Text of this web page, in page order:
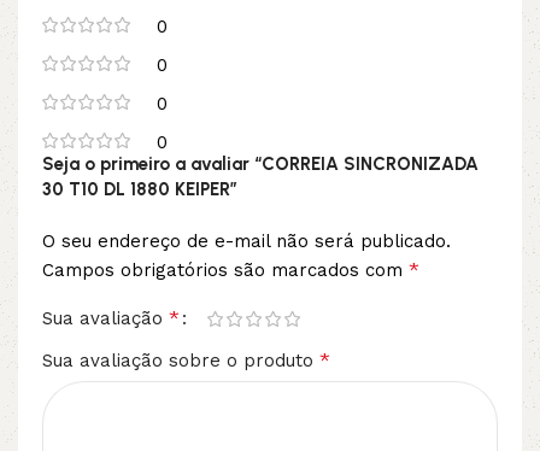
0
0
0
0
Seja o primeiro a avaliar “CORREIA SINCRONIZADA
30 T10 DL 1880 KEIPER”
O seu endereço de e-mail não será publicado.
Campos obrigatórios são marcados com *
Sua avaliação *
Sua avaliação sobre o produto *